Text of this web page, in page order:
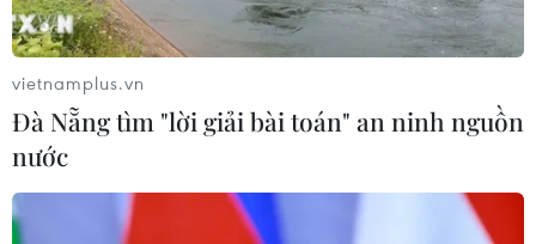
Thêm một nhóm dàn cảnh cướp giật
tại khu Tân Huê Viên sa lưới
06/08/2026 05:57
Khẩn trường khám nghiệm
hiện trường, điều tra nguyên nhân
vietnamplus.vn
Đà Nẵng tìm "lời giải bài toán" an ninh nguồn
nước